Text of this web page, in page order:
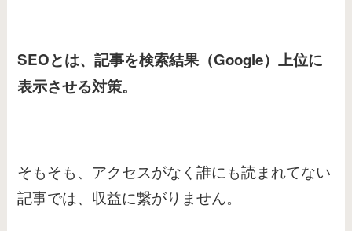
SEOとは、記事を検索結果（Google）上位に
表示させる対策。
そもそも、アクセスがなく誰にも読まれてない
記事では、収益に繋がりません。